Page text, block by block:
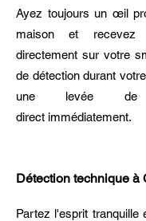
Ayez toujours un œil
maison et recevez
directement sur votre
de détection durant
une levée
direct immédiatement.
Détection technique à
Partez l'esprit tranquille